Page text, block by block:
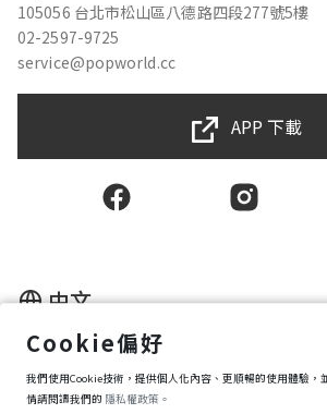
105056 台北市松山區八德路四段277號5樓
02-2597-9725
service@popworld.cc
APP 下載
隱私權保護政策
資訊安全政策
中文
Cookie偏好
我們使用Cookie技術，提供個人化內容、更順暢的使用體驗，
情請閱讀我們的 隱私權政策。